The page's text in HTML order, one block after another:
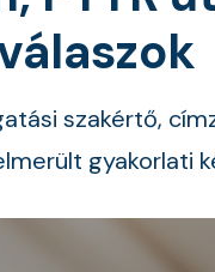
szakértő,
gyakorlati